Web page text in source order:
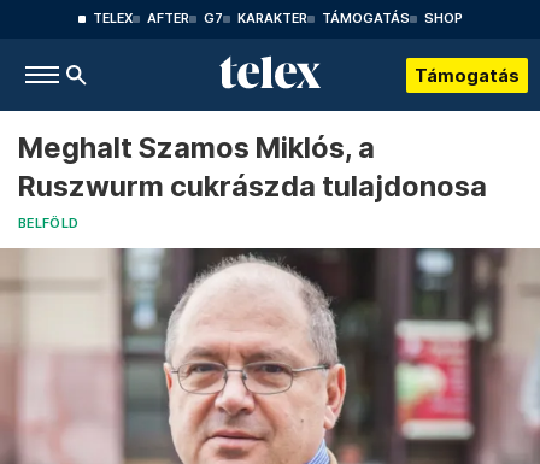
TELEX AFTER G7 KARAKTER TÁMOGATÁS SHOP
Támogatás
Meghalt Szamos Miklós, a
Ruszwurm cukrászda tulajdonosa
BELFÖLD